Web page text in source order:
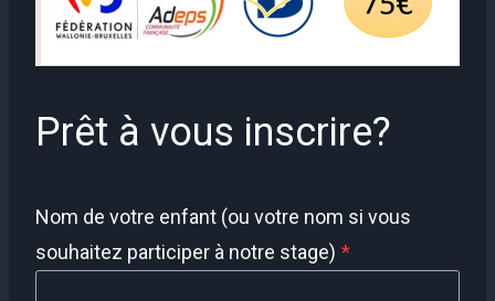
Prêt à vous inscrire?
Nom de votre enfant (ou votre nom si vous
souhaitez participer à notre stage) *